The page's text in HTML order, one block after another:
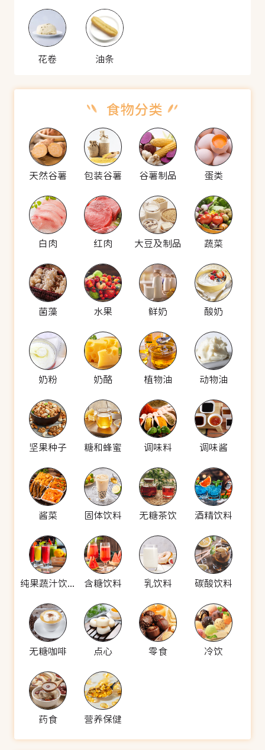
花卷 油条
天然谷薯 包装谷薯 谷薯制品 蛋类
白肉 红肉 大豆及制品 蔬菜
菌藻 水果 鲜奶 酸奶
奶粉 奶酪 植物油 动物油
坚果种子 糖和蜂蜜 调味料 调味酱
酱菜 固体饮料 无糖茶饮 酒精饮料
纯果蔬汁饮料 含糖饮料 乳饮料 碳酸饮料
无糖咖啡 点心 零食 冷饮
药食 营养保健